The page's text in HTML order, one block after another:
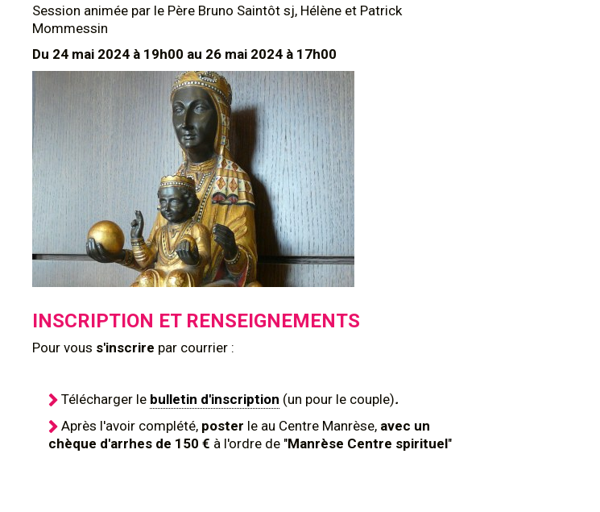
Session animée par le Père Bruno Saintôt sj, Hélène et Patrick
Mommessin
Du 24 mai 2024 à 19h00 au 26 mai 2024 à 17h00
INSCRIPTION ET RENSEIGNEMENTS
Pour vous s'inscrire par courrier :
Télécharger le bulletin d'inscription (un pour le couple).
Après l'avoir complété, poster le au Centre Manrèse, avec un
chèque d'arrhes de 150 € à l'ordre de "Manrèse Centre spirituel"